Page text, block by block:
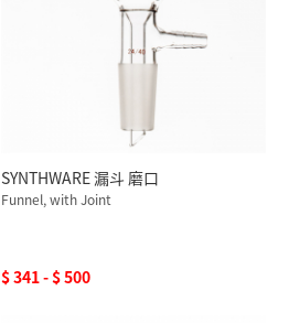
SYNTHWARE 漏斗 磨口
Funnel, with Joint
$ 341 - $ 500